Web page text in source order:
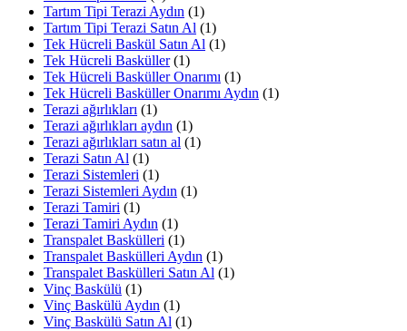
Tartım Tipi Terazi Aydın (1)
Tartım Tipi Terazi Satın Al (1)
Tek Hücreli Baskül Satın Al (1)
Tek Hücreli Basküller (1)
Tek Hücreli Basküller Onarımı (1)
Tek Hücreli Basküller Onarımı Aydın (1)
Terazi ağırlıkları (1)
Terazi ağırlıkları aydın (1)
Terazi ağırlıkları satın al (1)
Terazi Satın Al (1)
Terazi Sistemleri (1)
Terazi Sistemleri Aydın (1)
Terazi Tamiri (1)
Terazi Tamiri Aydın (1)
Transpalet Baskülleri (1)
Transpalet Baskülleri Aydın (1)
Transpalet Baskülleri Satın Al (1)
Vinç Baskülü (1)
Vinç Baskülü Aydın (1)
Vinç Baskülü Satın Al (1)